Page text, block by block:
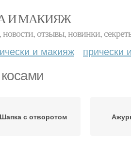
И МАКИЯЖ
отзывы, новинки,
и макияж прически
Шапка с отворотом